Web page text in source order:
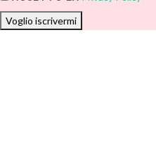
Voglio iscrivermi